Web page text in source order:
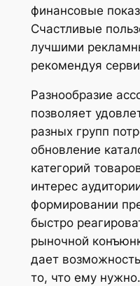
финансовые
Счастливые
лучшими
рекомендуя
Разнообразие
позволяет
разных групп
обновление
категорий
интерес
формировании
быстро
рыночной
дает
то, что ему